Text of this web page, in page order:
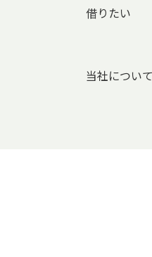
借りたい
当社について